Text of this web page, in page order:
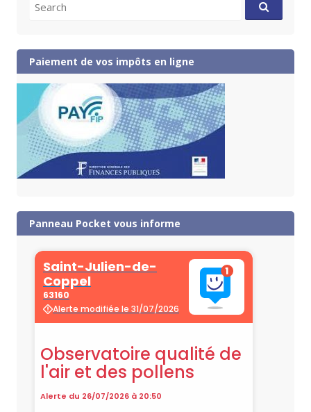
for:
Paiement de vos impôts en ligne
Panneau Pocket vous informe